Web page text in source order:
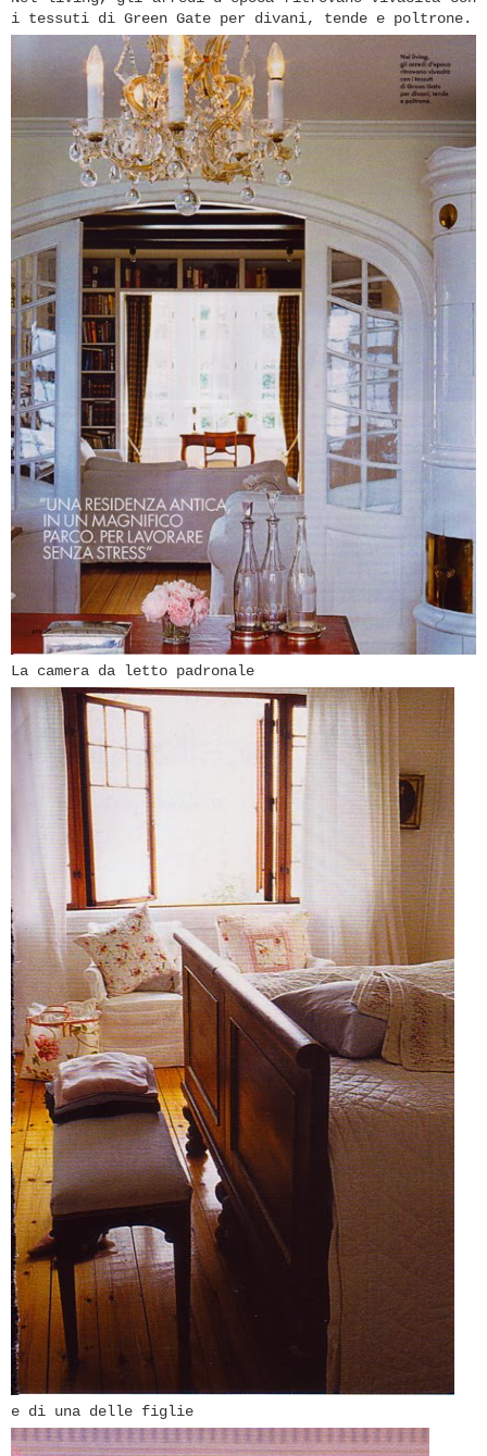
i tessuti di Green Gate per divani, tende e poltrone.
La camera da letto padronale
e di una delle figlie